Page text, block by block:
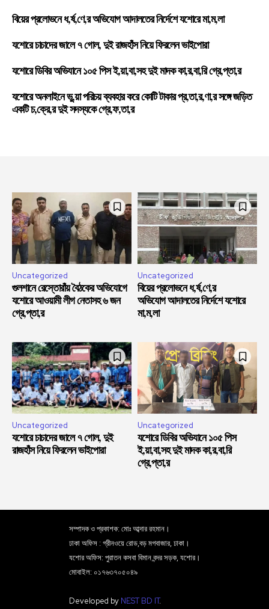
বিয়ের প্রলোভনে ধ,র্ষ,ণে,র অভিযোগ আদালতের নির্দেশে যশোরে মা,ম,লা
যশোরে চাচাদের জালে ৭ গোল, দুই রাজহাঁস নিয়ে ফিরলেন ভাইপোরা
যশোরে ডিবির অভিযানে ১০৫ পিস ই,য়া,বা,সহ দুই মাদক কা,র,বা,রি গ্রে,প্তা,র
যশোরে অনলাইনে ভু,য়া পরিচয় ব্যবহার করে কোটি টাকার প্র,তা,র,ণা,র সঙ্গে জড়িত
একটি চ,ক্রে,র দুই সদস্যকে গ্রে,ফ,তা,র
Uncategorized
গুলশানে রেস্তোরাঁয় বৈঠকের অভিযোগে
যশোরে আওয়ামী লীগ নেতাসহ ৬ জন
গ্রে,প্তা,র
Uncategorized
বিয়ের প্রলোভনে ধ,র্ষ,ণে,র
অভিযোগ আদালতের নির্দেশে যশোরে
মা,ম,লা
Uncategorized
যশোরে চাচাদের জালে ৭ গোল, দুই
রাজহাঁস নিয়ে ফিরলেন ভাইপোরা
Uncategorized
যশোরে ডিবির অভিযানে ১০৫ পিস
ই,য়া,বা,সহ দুই মাদক কা,র,বা,রি
গ্রে,প্তা,র
সম্পাদক ও প্রকাশক: মোঃ আব্দার রহমান।
ঢাকা অফিস : গ্রীনওয়ে রোড,বড় মগবাজার, ঢাকা।
যশোর অফিস: পুরাতন কসবা বিমান বন্দর সড়ক, যশোর।
মোবাইল: ০১৭৬৩৭০৫০৪৯
Developed by NEST BD IT.